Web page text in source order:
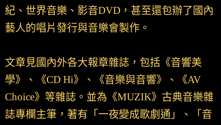
紀、世界音樂、影音DVD，甚至還包辦了國內
藝人的唱片發行與音樂會製作。
文章見國內外各大報章雜誌，包括《音響美
學》、《CD Hi》、《音樂與音響》、《AV
Choice》等雜誌。並為《MUZIK》古典音樂雜
誌專欄主筆，著有「一夜變成歌劇通」、「音